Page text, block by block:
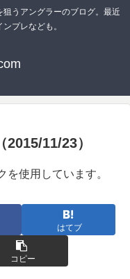
うアングラーのブログ。最近
プレなども。
11/23）
使用しています。
はてブ
コピー